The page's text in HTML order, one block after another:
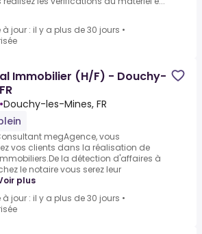
à jour : il y a plus de 30 jours •
Immobilier (H/F) - Douchy-
•Douchy-les-Mines, FR
megAgence, vous
vos clients dans la réalisation de
la détection d'affaires à
le notaire vous serez leur
plus
à jour : il y a plus de 30 jours •